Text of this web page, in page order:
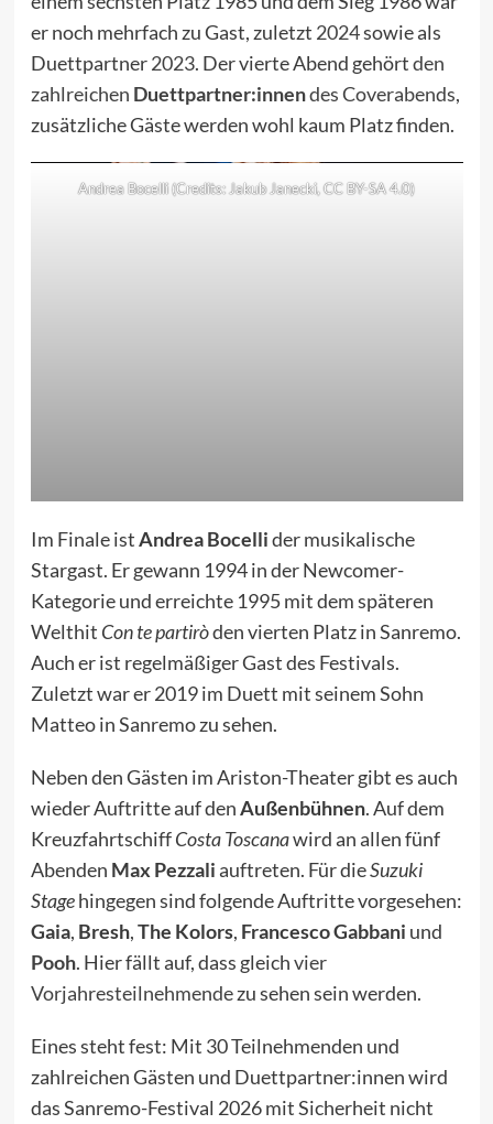
er noch mehrfach zu Gast, zuletzt 2024sowie als
Duettpartner2023. Der vierte Abend gehörtden
zahlreichen Duettpartner:innendes Coverabends,
zusätzliche Gäste werden wohl kaum Platz finden.
Andrea Bocelli (Credits: Jakub Janecki,CC BY-SA 4.0)
Im Finale istAndrea Bocellider musikalische
Stargast. Er gewann 1994in der Newcomer-
Kategorie und erreichte 1995mit dem späteren
Welthit Con te partiròden vierten Platz in Sanremo.
Auch er ist regelmäßiger Gast des Festivals.
Zuletzt war er 2019 im Duett mit seinem Sohn
Matteo in Sanremo zu sehen.
Neben den Gästen im Ariston-Theater gibt es auch
wieder Auftritte auf denAußenbühnen. Auf dem
KreuzfahrtschiffCosta Toscanawird an allen fünf
Abenden Max Pezzaliauftreten. Für dieSuzuki
Stagehingegen sind folgende Auftritte vorgesehen:
Gaia, Bresh,The Kolors, Francesco Gabbani und
Pooh. Hier fällt auf, dass gleichvier
Vorjahresteilnehmendezu sehen sein werden.
Eines steht fest: Mit 30 Teilnehmenden und
zahlreichen Gästen und Duettpartner:innen wird
das Sanremo-Festival 2026 mit Sicherheit nicht